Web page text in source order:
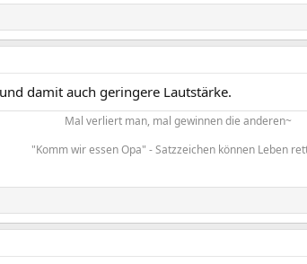
damit auch geringere Lautstärke.
Mal verliert man, mal gewinnen die anderen~
"Komm wir essen Opa" - Satzzeichen können Leben